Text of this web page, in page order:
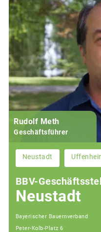
Rudolf Meth
Geschäftsführer
Neustadt
BBV-
Neustadt
Bayerischer Bauernverband
Peter-Kolb-Platz 6